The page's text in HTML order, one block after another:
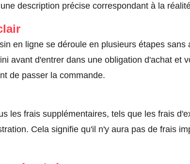
description précise correspondant à la
en ligne se déroule en plusieurs étapes sans
avant d'entrer dans une obligation d'achat et
de passer la commande.
les frais supplémentaires, tels que les frais
Cela signifie qu'il n'y aura pas de frais